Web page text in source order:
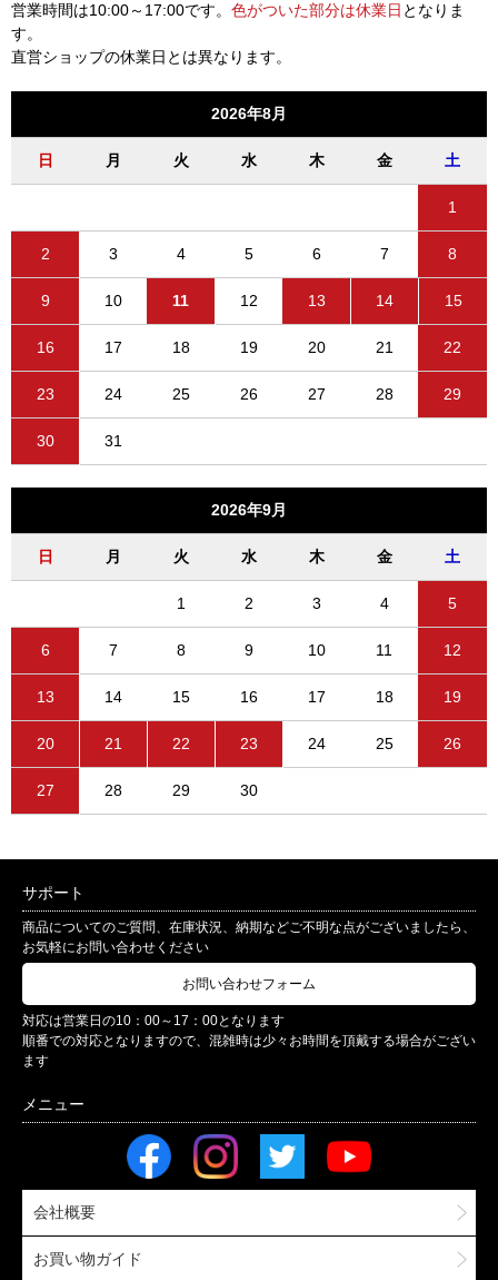
営業時間は10:00～17:00です。 色がついた部分は休業日 となりま
す。
直営ショップの休業日とは異なります。
2026年8月
日 月 火 水 木 金 土
1
2 3 4 5 6 7 8
9 10 11 12 13 14 15
16 17 18 19 20 21 22
23 24 25 26 27 28 29
30 31
2026年9月
日 月 火 水 木 金 土
1 2 3 4 5
6 7 8 9 10 11 12
13 14 15 16 17 18 19
20 21 22 23 24 25 26
27 28 29 30
サポート
商品についてのご質問、在庫状況、納期などご不明な点がございましたら、
お気軽にお問い合わせください
お問い合わせフォーム
対応は営業日の10：00～17：00となります
順番での対応となりますので、混雑時は少々お時間を頂戴する場合がござい
ます
会社概要
お買い物ガイド